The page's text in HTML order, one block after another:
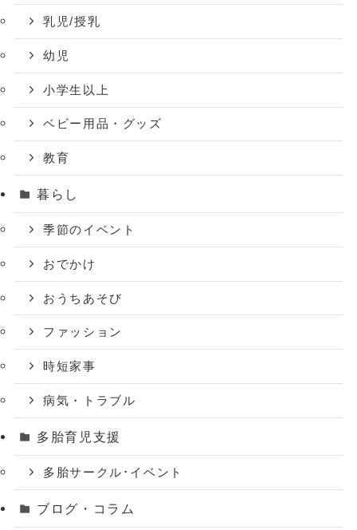
乳児/授乳
幼児
小学生以上
ベビー用品・グッズ
教育
暮らし
季節のイベント
おでかけ
おうちあそび
ファッション
時短家事
病気・トラブル
多胎育児支援
多胎サークル･イベント
ブログ・コラム